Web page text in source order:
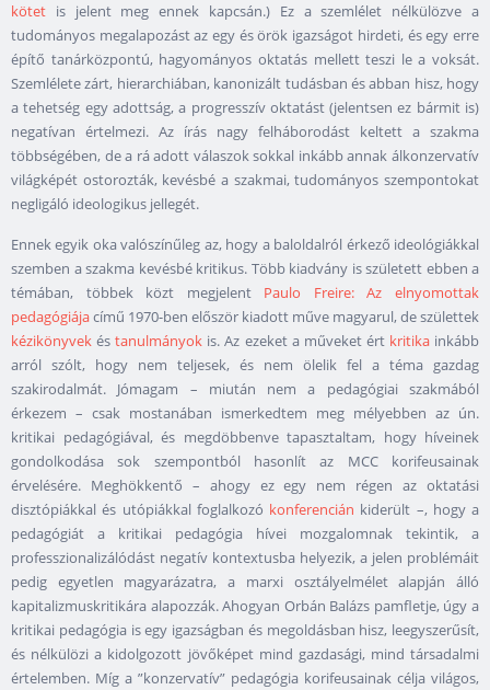
kötet is jelent meg ennek kapcsán.) Ez a szemlélet nélkülözve a
tudományos megalapozást az egy és örök igazságot hirdeti, és egy erre
építő tanárközpontú, hagyományos oktatás mellett teszi le a voksát.
Szemlélete zárt, hierarchiában, kanonizált tudásban és abban hisz, hogy
a tehetség egy adottság, a progresszív oktatást (jelentsen ez bármit is)
negatívan értelmezi. Az írás nagy felháborodást keltett a szakma
többségében, de a rá adott válaszok sokkal inkább annak álkonzervatív
világképét ostorozták, kevésbé a szakmai, tudományos szempontokat
negligáló ideologikus jellegét.
Ennek egyik oka valószínűleg az, hogy a baloldalról érkező ideológiákkal
szemben a szakma kevésbé kritikus. Több kiadvány is született ebben a
témában, többek közt megjelent Paulo Freire: Az elnyomottak
pedagógiájacímű 1970-ben először kiadott műve magyarul, de születtek
kézikönyvek éstanulmányok is. Az ezeket a műveket ért kritikainkább
arról szólt, hogy nem teljesek, és nem ölelik fel a téma gazdag
szakirodalmát. Jómagam – miután nem a pedagógiai szakmából
érkezem – csak mostanában ismerkedtem meg mélyebben az ún.
kritikai pedagógiával, és megdöbbenve tapasztaltam, hogy híveinek
gondolkodása sok szempontból hasonlít az MCC korifeusainak
érvelésére. Meghökkentő – ahogy ez egy nem régen az oktatási
disztópiákkal és utópiákkal foglalkozó konferencián kiderült –, hogy a
pedagógiát a kritikai pedagógia hívei mozgalomnak tekintik, a
professzionalizálódást negatív kontextusba helyezik, a jelen problémáit
pedig egyetlen magyarázatra, a marxi osztályelmélet alapján álló
kapitalizmuskritikára alapozzák. Ahogyan Orbán Balázs pamfletje, úgy a
kritikai pedagógia is egy igazságban és megoldásban hisz, leegyszerűsít,
és nélkülözi a kidolgozott jövőképet mind gazdasági, mind társadalmi
értelemben. Míg a ”konzervatív” pedagógia korifeusainak célja világos,